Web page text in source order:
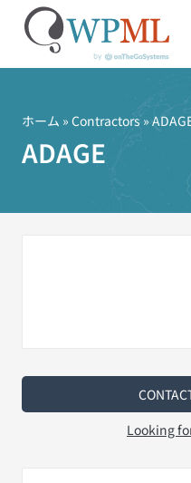
ス
ホーム » Contractors »
ADAGE
Looking